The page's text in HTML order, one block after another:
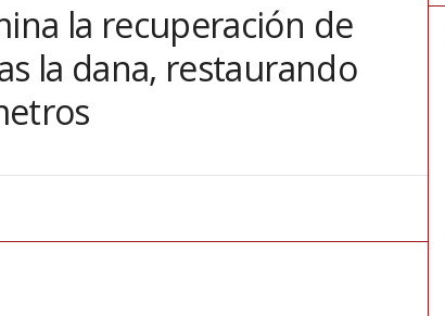
la recuperación de
la dana, restaurando